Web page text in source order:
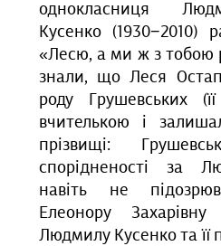
однокласниця
Кусенко (1930−2010)
«Лесю, а ми ж з тобою
знали, що Леся
роду Грушевських
вчителькою і
прізвищі:
спорідненості за
навіть не
Елеонору
Людмилу Кусенко та її